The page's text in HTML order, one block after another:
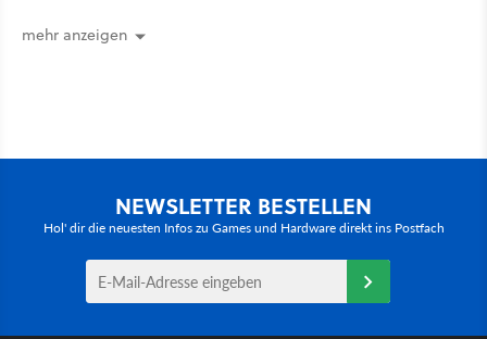
mehr anzeigen
NEWSLETTER BESTELLEN
Hol' dir die neuesten Infos zu Games und Hardware direkt ins Postfach